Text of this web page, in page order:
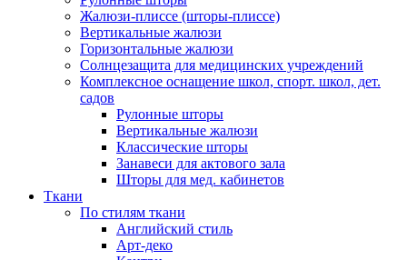
Жалюзи-плиссе (шторы-плиссе)
Вертикальные жалюзи
Горизонтальные жалюзи
Солнцезащита для медицинских учреждений
Комплексное оснащение школ, спорт. школ, дет.
садов
Рулонные шторы
Вертикальные жалюзи
Классические шторы
Занавеси для актового зала
Шторы для мед. кабинетов
Ткани
По стилям ткани
Английский стиль
Арт-деко